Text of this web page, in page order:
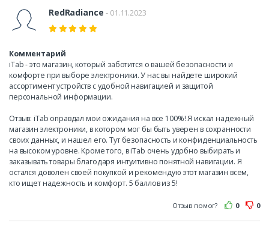
RedRadiance - 01.11.2023
Комментарий
iTab - это магазин, который заботится о вашей безопасности и
комфорте при выборе электроники. У нас вы найдете широкий
ассортимент устройств с удобной навигацией и защитой
персональной информации.
Отзыв: iTab оправдал мои ожидания на все 100%! Я искал надежный
магазин электроники, в котором мог бы быть уверен в сохранности
своих данных, и нашел его. Тут безопасность и конфиденциальность
на высоком уровне. Кроме того, в iTab очень удобно выбирать и
заказывать товары благодаря интуитивно понятной навигации. Я
остался доволен своей покупкой и рекомендую этот магазин всем,
кто ищет надежность и комфорт. 5 баллов из 5!
Отзыв помог? 0 0